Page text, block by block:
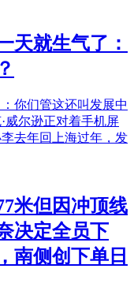
天就生气了：
你们管这还叫发展中
威尔逊正对着手机屏
去年回上海过年，发
米但因冲顶线
决定全员下
南侧创下单日